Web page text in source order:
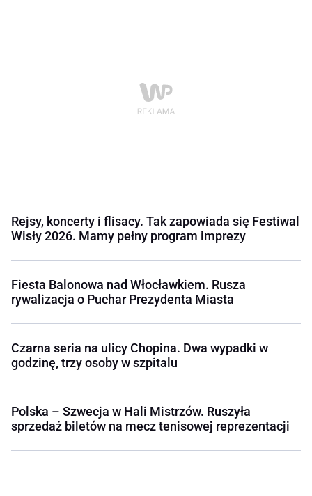
Rejsy, koncerty i flisacy. Tak zapowiada się Festiwal
Wisły 2026. Mamy pełny program imprezy
Fiesta Balonowa nad Włocławkiem. Rusza
rywalizacja o Puchar Prezydenta Miasta
Czarna seria na ulicy Chopina. Dwa wypadki w
godzinę, trzy osoby w szpitalu
Polska – Szwecja w Hali Mistrzów. Ruszyła
sprzedaż biletów na mecz tenisowej reprezentacji